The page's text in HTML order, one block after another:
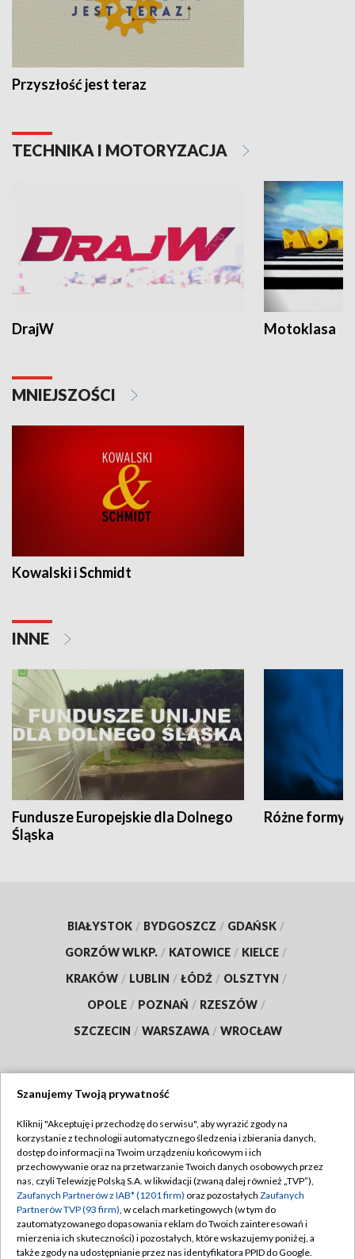
Przyszłość jest teraz
TECHNIKA I MOTORYZACJA
DrajW Motoklasa
MNIEJSZOŚCI
Kowalski i Schmidt
INNE
Fundusze Europejskie dla Dolnego
Śląska
Różne formy
BIAŁYSTOK / BYDGOSZCZ / GDAŃSK /
GORZÓW WLKP. / KATOWICE / KIELCE /
KRAKÓW / LUBLIN / ŁÓDŹ / OLSZTYN /
OPOLE / POZNAŃ / RZESZÓW /
SZCZECIN / WARSZAWA / WROCŁAW
TVP
Abonament TVP
Emisja w TVP
Centrum informacji TVP
Naziemna Telewizja Cyfrowa
Regulamin TVP
Polityka prywatności
Moje zgody
Pomoc
Szanujemy Twoją prywatność
Kliknij "Akceptuję i przechodzę do serwisu", aby wyrazić zgody na
korzystanie z technologii automatycznego śledzenia i zbierania danych,
dostęp do informacji na Twoim urządzeniu końcowym i ich
przechowywanie oraz na przetwarzanie Twoich danych osobowych przez
nas, czyli Telewizję Polską S.A. w likwidacji (zwaną dalej również „TVP”),
Zaufanych Partnerów z IAB* (1201 firm) oraz pozostałych Zaufanych
Partnerów TVP (93 firm), w celach marketingowych (w tym do
zautomatyzowanego dopasowania reklam do Twoich zainteresowań i
mierzenia ich skuteczności) i pozostałych, które wskazujemy poniżej, a
także zgody na udostępnianie przez nas identyfikatora PPID do Google.